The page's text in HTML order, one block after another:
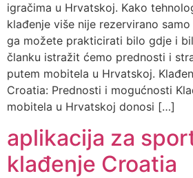
igračima u Hrvatskoj. Kako
klađenje više nije rezervirano
ga možete prakticirati bilo gdje i
članku istražit ćemo prednosti i
putem mobitela u Hrvatskoj.
Croatia: Prednosti i mogućnosti
mobitela u Hrvatskoj donosi […]
aplikacija za
klađenje Croatia